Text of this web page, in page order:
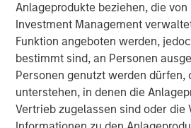
Anlageprodukte beziehen, die
Investment Management
Funktion angeboten werden,
bestimmt sind, an Personen
Personen genutzt werden dürfen,
unterstehen, in denen die
Vertrieb zugelassen sind oder die
Exchanges: the quiet
modern markets
GLOBAL EQUITY OBSERVER
Börsen: Die stille
modernen Märkten